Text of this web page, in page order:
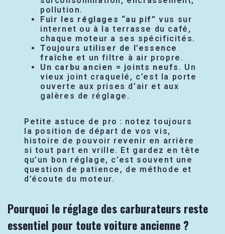
pollution.
Fuir les réglages “au pif” vus sur
internet ou à la terrasse du café,
chaque moteur a ses spécificités.
Toujours utiliser de l’essence
fraîche et un filtre à air propre.
Un carbu ancien = joints neufs . Un
vieux joint craquelé, c’est la porte
ouverte aux prises d’air et aux
galères de réglage.
Petite astuce de pro : notez toujours
la position de départ de vos vis,
histoire de pouvoir revenir en arrière
si tout part en vrille. Et gardez en tête
qu’un bon réglage, c’est souvent une
question de patience, de méthode et
d’écoute du moteur.
Pourquoi le réglage des carburateurs reste
essentiel pour toute voiture ancienne ?